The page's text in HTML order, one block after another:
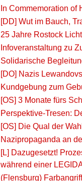
In Commemoration
[DD] Wut im Bauch,
25 Jahre Rostock
Infoveranstaltung zu
Solidarische
[DO] Nazis
Kundgebung zum
[OS] 3 Monate fürs
Perspektive-Tresen:
[OS] Die Qual der
Nazipropaganda an
[L] Dazugesetzt!
während einer
(Flensburg)